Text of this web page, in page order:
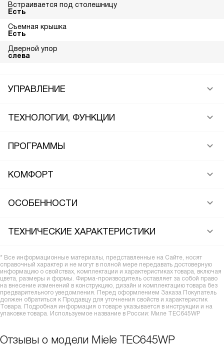
Встраивается под столешницу
Есть
Съемная крышка
Есть
Дверной упор
слева
УПРАВЛЕНИЕ
ТЕХНОЛОГИИ, ФУНКЦИИ
ПРОГРАММЫ
КОМФОРТ
ОСОБЕННОСТИ
ТЕХНИЧЕСКИЕ ХАРАКТЕРИСТИКИ
* Все информационные материалы, представленные на Сайте, носят
справочный характер и не могут в полной мере передавать достоверную
информацию о свойствах, комплектации и характеристиках товара, включая
цвета, размеры и формы. Фирма-производитель оставляет за собой право
на внесение изменений в конструкцию, дизайн и комплектацию товара без
предварительного уведомления. Перед оформлением Заказа Покупатель
должен обратиться к Продавцу для уточнения свойств и характеристик
Товара. Подробная информация о товаре указывается в инструкции и на
упаковке товара. Используемое название в России: Миле TEC645WP
Отзывы о модели Miele TEC645WP